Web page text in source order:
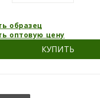
образец
оптовую цену
КУПИТЬ